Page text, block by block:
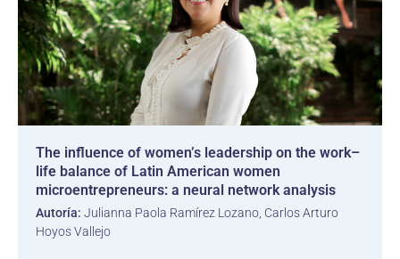
The influence of women’s leadership on the work–
life balance of Latin American women
microentrepreneurs: a neural network analysis
Autoría: Julianna Paola Ramírez Lozano, Carlos Arturo
Hoyos Vallejo